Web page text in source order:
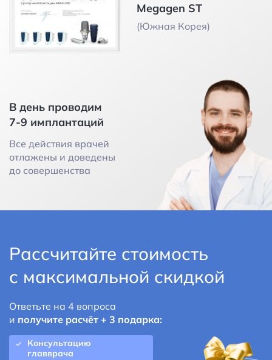
В день проводим
7-9 имплантаций
Все действия врачей
отлажены и доведены
до совершенства
Megagen ST
(Южная Корея)
Рассчитайте стоимость
с максимальной скидкой
Ответьте на 4 вопроса
и получите расчёт + 3 подарка:
Консультацию
главврача